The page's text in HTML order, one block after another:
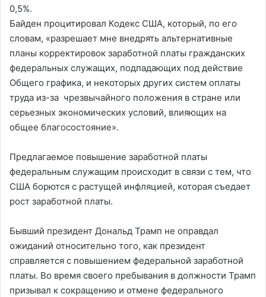
0,5%.
Байден процитировал Кодекс США, который, по его
словам, «разрешает мне внедрять альтернативные
планы корректировок заработной платы гражданских
федеральных служащих, подпадающих под действие
Общего графика, и некоторых других систем оплаты
труда из-за чрезвычайного положения в стране или
серьезных экономических условий, влияющих на
общее благосостояние».
Предлагаемое повышение заработной платы
федеральным служащим происходит в связи с тем, что
США борются с растущей инфляцией, которая съедает
рост заработной платы.
Бывший президент Дональд Трамп не оправдал
ожиданий относительно того, как президент
справляется с повышением федеральной заработной
платы. Во время своего пребывания в должности Трамп
призывал к сокращению и отмене федерального